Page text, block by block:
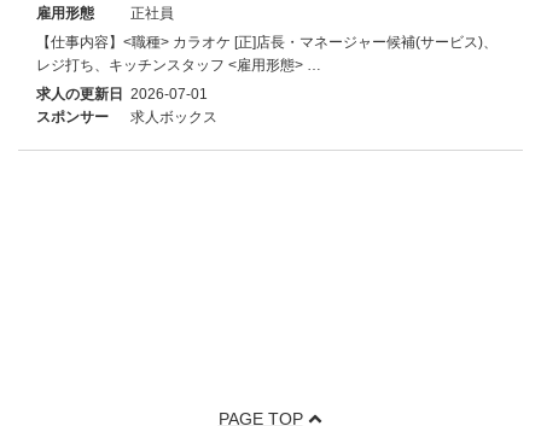
雇用形態
正社員
【仕事内容】<職種> カラオケ [正]店長・マネージャー候補(サービス)、
レジ打ち、キッチンスタッフ <雇用形態> …
求人の更新日 2026-07-01
スポンサー
求人ボックス
PAGE TOP